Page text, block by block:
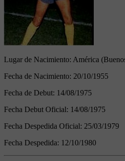
Lugar de Nacimiento: América
Fecha de Nacimiento: 20/10/1955
Fecha de Debut: 14/08/1975
Fecha Debut Oficial: 14/08/1975
Fecha Despedida Oficial: 25/03/1979
Fecha Despedida: 12/10/1980